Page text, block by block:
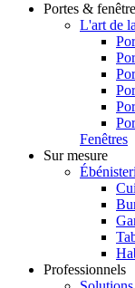
Portes &
L'art de
Fenêtres
Sur mesure
Professionnels